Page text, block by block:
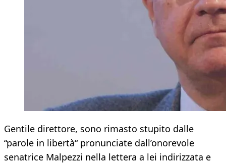
Gentile direttore, sono rimasto stupito dalle
“parole in libertà“ pronunciate dall’onorevole
senatrice Malpezzi nella lettera a lei indirizzata e